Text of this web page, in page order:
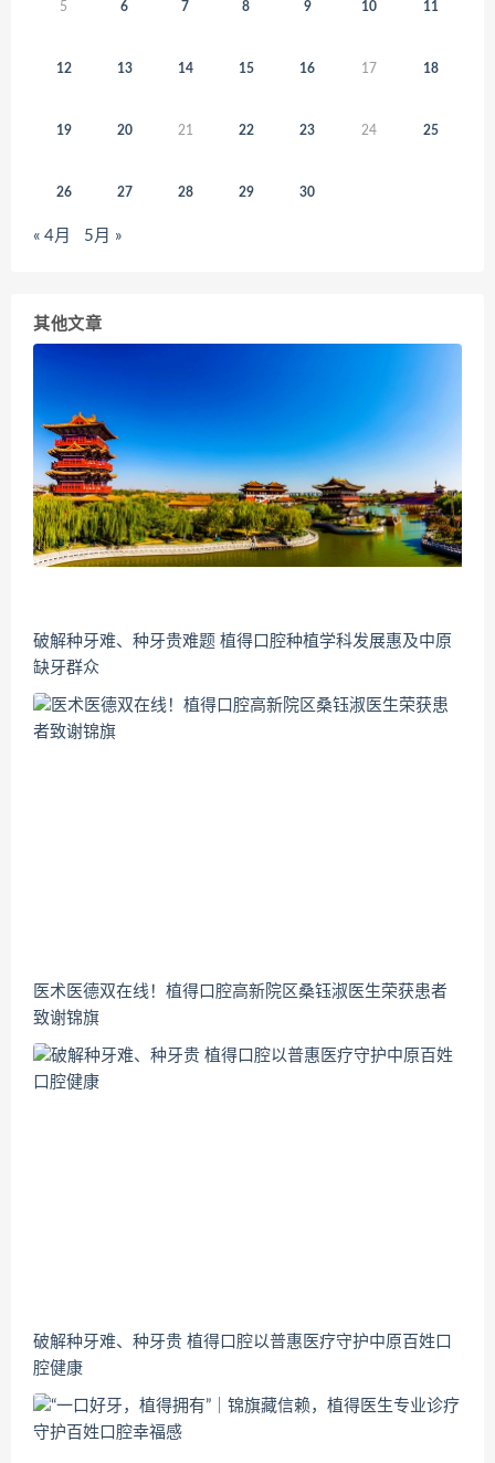
5 6 7 8 9 10 11
12 13 14 15 16 17 18
19 20 21 22 23 24 25
26 27 28 29 30
« 4月 5月 »
其他文章
破解种牙难、种牙贵难题 植得口腔种植学科发展惠及中原
缺牙群众
医术医德双在线！植得口腔高新院区桑钰淑医生荣获患者
致谢锦旗
破解种牙难、种牙贵 植得口腔以普惠医疗守护中原百姓口
腔健康